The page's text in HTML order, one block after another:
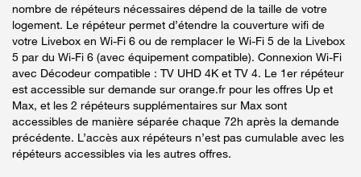
nombre de répéteurs nécessaires dépend de la taille de votre
logement. Le répéteur permet d’étendre la couverture wifi de
votre Livebox en Wi-Fi 6 ou de remplacer le Wi-Fi 5 de la Livebox
5 par du Wi-Fi 6 (avec équipement compatible). Connexion Wi-Fi
avec Décodeur compatible : TV UHD 4K et TV 4. Le 1er répéteur
est accessible sur demande sur orange.fr pour les offres Up et
Max, et les 2 répéteurs supplémentaires sur Max sont
accessibles de manière séparée chaque 72h après la demande
précédente. L’accès aux répéteurs n’est pas cumulable avec les
répéteurs accessibles via les autres offres.